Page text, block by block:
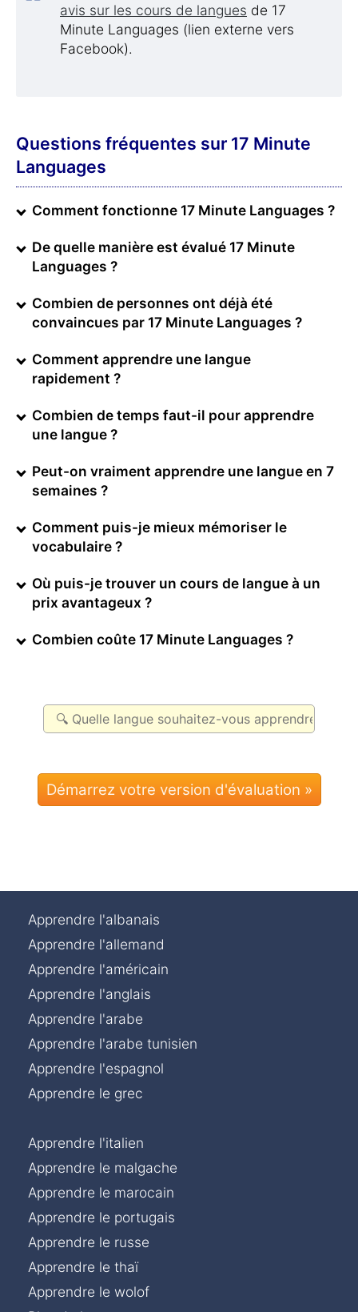
avis sur les cours de langues de 17
Minute Languages (lien externe vers
Facebook).
Questions fréquentes sur 17 Minute
Languages
Comment fonctionne 17 Minute Languages ?
De quelle manière est évalué 17 Minute
Languages ?
Combien de personnes ont déjà été
convaincues par 17 Minute Languages ?
Comment apprendre une langue
rapidement ?
Combien de temps faut-il pour apprendre
une langue ?
Peut-on vraiment apprendre une langue en 7
semaines ?
Comment puis-je mieux mémoriser le
vocabulaire ?
Où puis-je trouver un cours de langue à un
prix avantageux ?
Combien coûte 17 Minute Languages ?
Apprendre l'albanais
Apprendre l'allemand
Apprendre l'américain
Apprendre l'anglais
Apprendre l'arabe
Apprendre l'arabe tunisien
Apprendre l'espagnol
Apprendre le grec
Apprendre l'italien
Apprendre le malgache
Apprendre le marocain
Apprendre le portugais
Apprendre le russe
Apprendre le thaï
Apprendre le wolof